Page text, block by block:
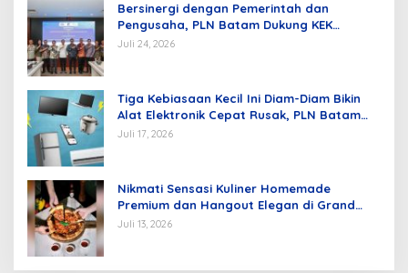
Bersinergi dengan Pemerintah dan
Pengusaha, PLN Batam Dukung KEK
Tanjung Sauh sebagai Hub Energi Baru
Juli 24, 2026
Tiga Kebiasaan Kecil Ini Diam-Diam Bikin
Alat Elektronik Cepat Rusak, PLN Batam
Berikan Tips Mengatasinya
Juli 17, 2026
Nikmati Sensasi Kuliner Homemade
Premium dan Hangout Elegan di Grand
Mercure Batam Centre
Juli 13, 2026